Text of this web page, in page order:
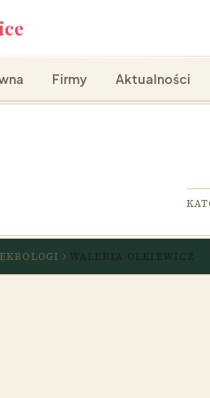
Firmy Aktualności
WALERIA OLKIEWICZ